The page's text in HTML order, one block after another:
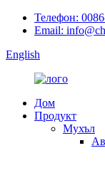
Телефон:
Email:
English
Дом
Продукт
Мухъл